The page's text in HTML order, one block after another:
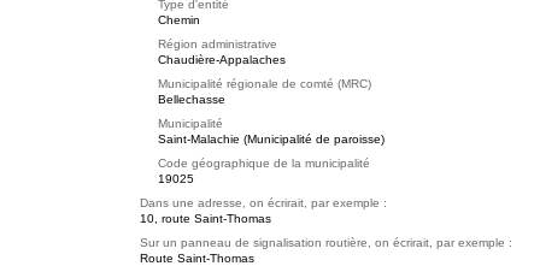
Type d'entité
Chemin
Région administrative
Chaudière-Appalaches
Municipalité régionale de comté (MRC)
Bellechasse
Municipalité
Saint-Malachie (Municipalité de paroisse)
Code géographique de la municipalité
19025
Dans une adresse, on écrirait, par exemple :
10, route Saint-Thomas
Sur un panneau de signalisation routière, on écrirait, par exemple :
Route Saint-Thomas